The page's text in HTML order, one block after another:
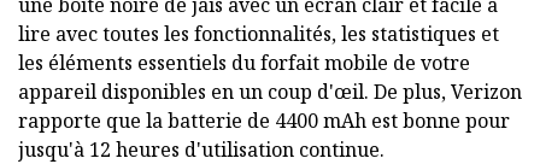
lire avec toutes les fonctionnalités, les statistiques et
les éléments essentiels du forfait mobile de votre
appareil disponibles en un coup d'œil. De plus, Verizon
rapporte que la batterie de 4400 mAh est bonne pour
jusqu'à 12 heures d'utilisation continue.